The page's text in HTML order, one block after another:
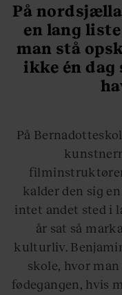
På
en lang
man stå
ikke én dag
På
kalder den sig
intet andet sted i
år sat så
kulturliv.
skole, hvor
fødegangen, hvis